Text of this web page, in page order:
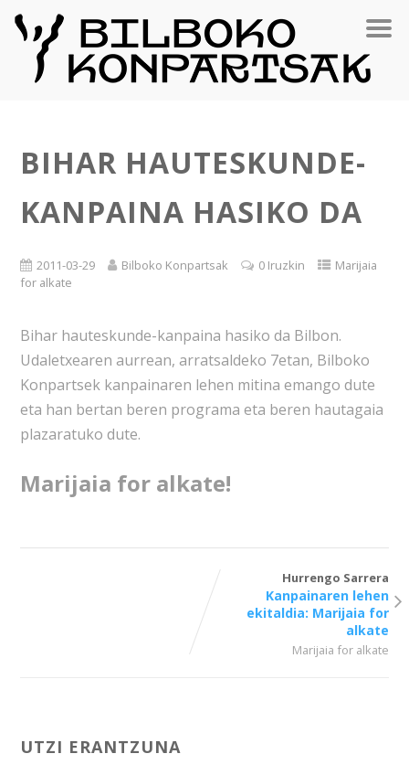
BIHAR HAUTESKUNDE-
KANPAINA HASIKO DA
2011-03-29 Bilboko Konpartsak 0 Iruzkin
Marijaia
for alkate
Bihar hauteskunde-kanpaina hasiko da Bilbon.
Udaletxearen aurrean, arratsaldeko 7etan, Bilboko
Konpartsek kanpainaren lehen mitina emango dute
eta han bertan beren programa eta beren hautagaia
plazaratuko dute.
Marijaia for alkate!
Hurrengo Sarrera
Kanpainaren lehen
ekitaldia: Marijaia for
alkate
Marijaia for alkate
UTZI ERANTZUNA